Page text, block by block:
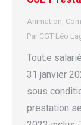
Animation,
Par CGT Léo
Tout.e
31 janvier
sous
prestation